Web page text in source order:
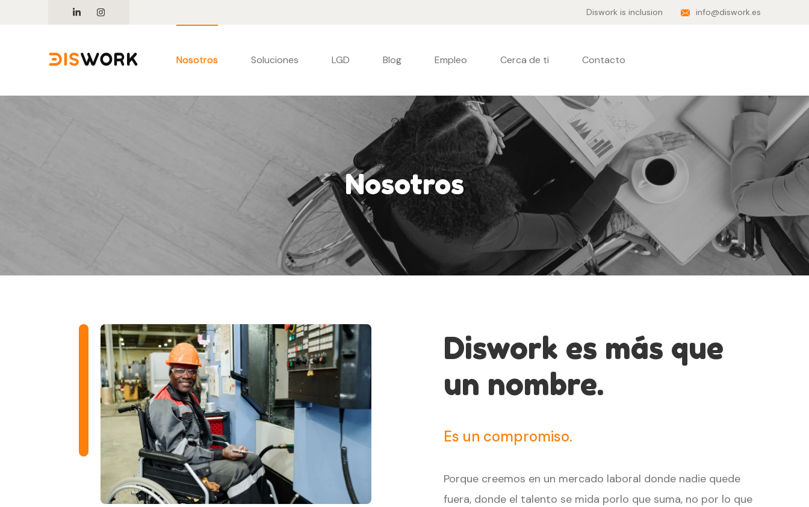
Diswork is inclusion info@diswork.es
Nosotros Soluciones LGD Blog Empleo Cerca de ti Contacto
Nosotros
Diswork es más que
un nombre.
Es un compromiso.
Porque creemos en un mercado laboral donde nadie quede
fuera, donde el talento se mida porlo que suma, no por lo que